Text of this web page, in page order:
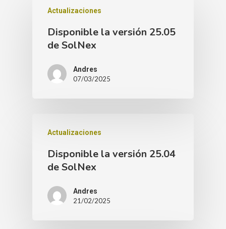
Actualizaciones
Disponible la versión 25.05
de SolNex
Andres
07/03/2025
Actualizaciones
Disponible la versión 25.04
de SolNex
Andres
21/02/2025